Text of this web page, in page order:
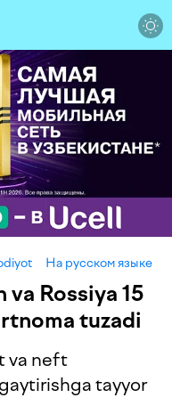
На русском языке
Rossiya 15
tuzadi
va neft
tayyor